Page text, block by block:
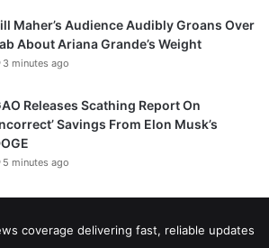
Maher’s Audience Audibly Groans Over
About Ariana Grande’s Weight
3 minutes ago
Releases Scathing Report On
Savings From Elon Musk’s
5 minutes ago
coverage delivering fast, reliable updates